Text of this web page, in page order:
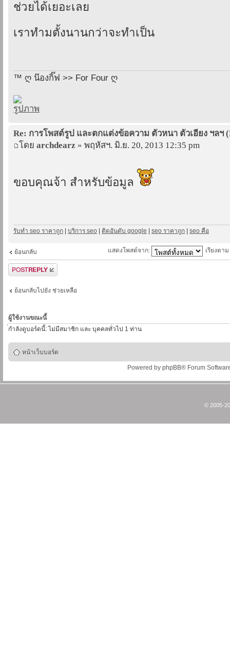
ช่วยได้เยอะเลย
เราทำมตั้งนานกว่าจะทำเป็น
™ ღ น๊องกิ๊ฟ >> For Four ღ
Re: การโพสต์รูป และตกแต่งข้อความ ตัวหนา ตัวเอียง ฯลฯ
โดย archdearz » พฤหัสฯ. มิ.ย. 20, 2013 12:35 pm
ขอบคุณจ้า สำหรับข้อมูล
รับทำ seo ราคาถูก | บริการ seo | ติดอันดับ google | seo ราคาถูก | seo คือ
ย้อนกลับ แสดงโพสต์จาก: เรียงตาม
ตอบกระทู้
ย้อนกลับไปยัง ช่วยเหลือ
ผู้ใช้งานขณะนี้
่กำลังดูบอร์ดนี้: ไม่มีสมาชิก และ บุคคลทั่วไป 1 ท่าน
หน้าเว็บบอร์ด
Powered by phpBB® Forum
© 2005-